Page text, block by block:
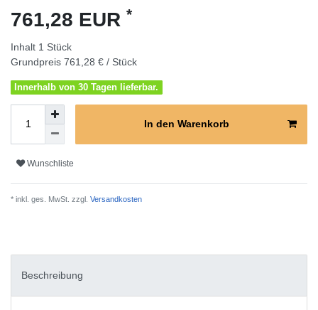
761,28 EUR *
Inhalt 1 Stück
Grundpreis 761,28 € / Stück
Innerhalb von 30 Tagen lieferbar.
In den Warenkorb
Wunschliste
* inkl. ges. MwSt. zzgl. Versandkosten
Beschreibung